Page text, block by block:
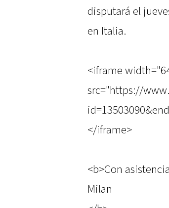
disputará el
en Italia.
<iframe
src="https://
</iframe>
<b>Con
Milan